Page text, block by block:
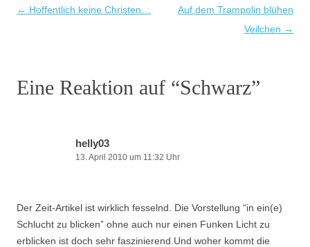
Beitragsnavigation
← Hoffentlich keine Christen…
Auf dem Trampolin blühen
Veilchen →
Eine Reaktion auf “Schwarz”
helly03
13. April 2010 um 11:32 Uhr
Der Zeit-Artikel ist wirklich fesselnd. Die Vorstellung “in ein(e)
Schlucht zu blicken” ohne auch nur einen Funken Licht zu
erblicken ist doch sehr faszinierend.Und woher kommt die